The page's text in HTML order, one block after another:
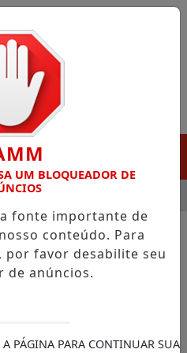
COM ATUAÇÃO VOLTADA AO
realiza
ação de
UM BLOQUEADOR DE
fonte importante de
conteúdo. Para
por favor desabilite seu
de anúncios.
PÁGINA PARA CONTINUAR SUA